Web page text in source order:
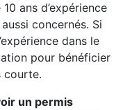
ans d’expérience
concernés. Si
dans le
pour bénéficier
courte.
un permis